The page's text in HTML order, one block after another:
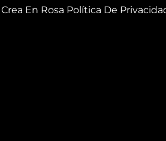
Crea En Rosa Política De